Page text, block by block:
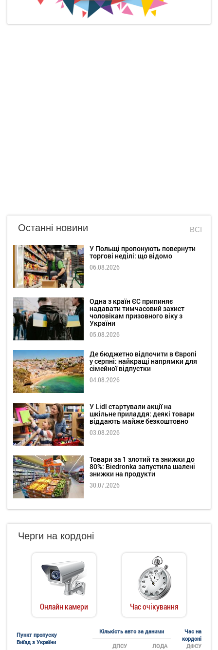
Останні новини ВСІ
У Польщі пропонують повернути
торгові неділі: що відомо
06.08.2026
Одна з країн ЄС припиняє
надавати тимчасовий захист
чоловікам призовного віку з
України
05.08.2026
Де бюджетно відпочити в Європі
у серпні: найкращі напрямки для
сімейної відпустки
04.08.2026
У Lidl стартували акції на
шкільне приладдя: деякі товари
віддають майже безкоштовно
03.08.2026
Товари за 1 злотий та знижки до
80%: Biedronka запустила шалені
знижки на продукти
30.07.2026
Черги на кордоні
Онлайн камери Час очікування
Пункт пропуску
Виїзд з України
Кількість авто за даними
Час на
кордоні
ДФСУ
ДПСУ ЛОДА